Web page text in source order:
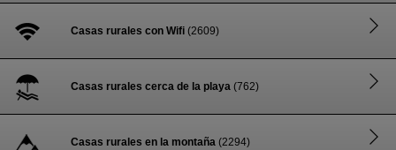
Casas rurales con Wifi (2609)
Casas rurales cerca de la playa (762)
Casas rurales en la montaña (2294)